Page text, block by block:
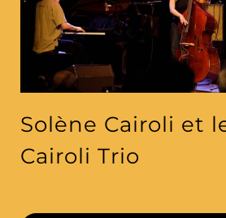
Solène Cairoli et
Cairoli Trio